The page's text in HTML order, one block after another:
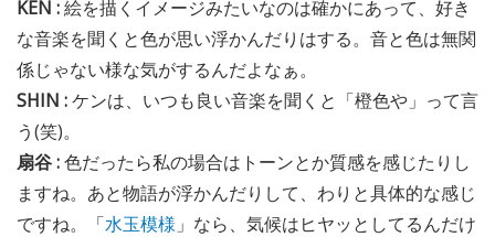
KEN :絵を描くイメージみたいなのは確かにあって、好き
な音楽を聞くと色が思い浮かんだりはする。音と色は無関
係じゃない様な気がするんだよなぁ。
SHIN :ケンは、いつも良い音楽を聞くと「橙色や」って言
う(笑)。
扇谷 :色だったら私の場合はトーンとか質感を感じたりし
ますね。あと物語が浮かんだりして、わりと具体的な感じ
ですね。「水玉模様 」なら、気候はヒヤッとしてるんだけ